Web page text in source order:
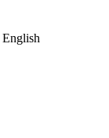
English